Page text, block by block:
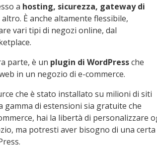
a hosting, sicurezza, gateway di
È anche altamente flessibile,
vari tipi di negozi online, dal
parte, è un plugin di WordPressche
in un negozio di e-commerce.
che è stato installato su milioni di siti
gamma di estensioni sia gratuite che
hai la libertà di personalizzare
ma potresti aver bisogno di una certa